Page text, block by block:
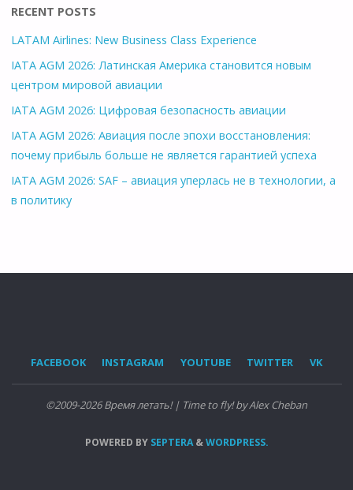
RECENT POSTS
LATAM Airlines: New Business Class Experience
IATA AGM 2026: Латинская Америка становится новым
центром мировой авиации
IATA AGM 2026: Цифровая безопасность авиации
IATA AGM 2026: Авиация после эпохи восстановления:
почему прибыль больше не является гарантией успеха
IATA AGM 2026: SAF – авиация уперлась не в технологии, а
в политику
FACEBOOK INSTAGRAM YOUTUBE TWITTER VK
©2009-2026 Время летать! | Time to fly! by Alex Cheban
POWERED BYSEPTERA&WORDPRESS.